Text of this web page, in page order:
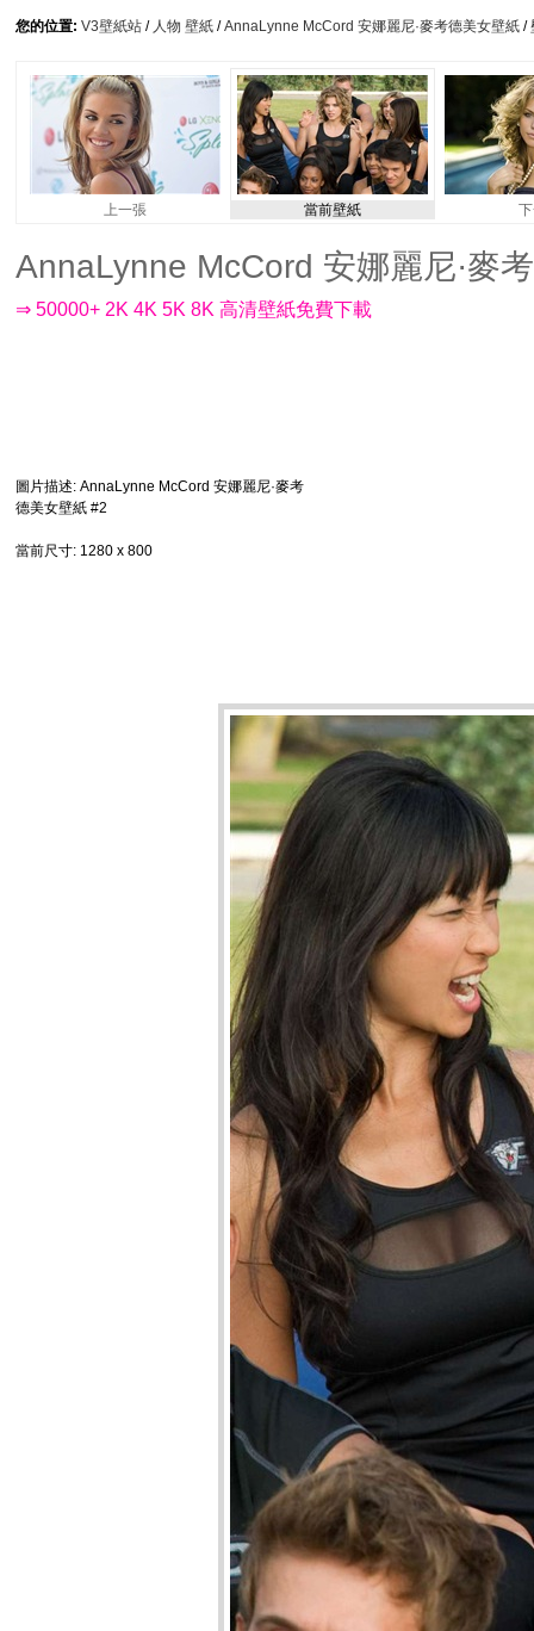
您的位置: V3壁紙站 / 人物 壁紙 /AnnaLynne McCord 安娜麗尼·麥考德美女壁紙 /
上一張 當前壁紙
AnnaLynne McCord 安娜麗尼·麥
⇒ 50000+ 2K 4K 5K 8K 高清壁紙免費下載
圖片描述: AnnaLynne McCord 安娜麗尼·麥考
德美女壁紙 #2
當前尺寸: 1280 x 800